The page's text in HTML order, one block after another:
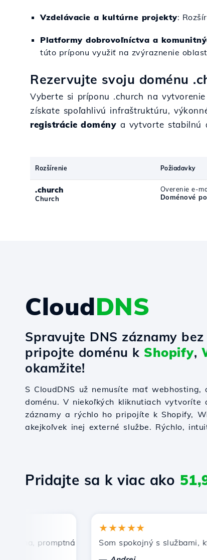
Vzdelávacie a kultúrne projekty:
Platformy dobrovoľníctva a
túto príponu využiť na zvýraznenie
Rezervujte svoju doménu
Vyberte si príponu .church na
získate spoľahlivú infraštruktúru,
registrácie domény a vytvorte stabilnú
Rozšírenie Požiadavky
.church
Church
Overenie e-
Doménové
CloudDNS
Spravujte DNS záznamy
pripojte doménu k Shopify,
okamžite!
S CloudDNS už nemusíte mať
doménu. V niekoľkých kliknutiach vytvoríte
záznamy a rýchlo ho pripojíte k Shopify,
akejkoľvek inej externé službe. Rýchlo,
Pridajte sa k viac ako
promptná a efektívna technická podpora.
★★★★★
Som spokojný s službami,